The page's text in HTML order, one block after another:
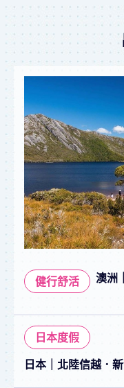
健行舒活 澳洲
日本度假
日本｜北陸信越．